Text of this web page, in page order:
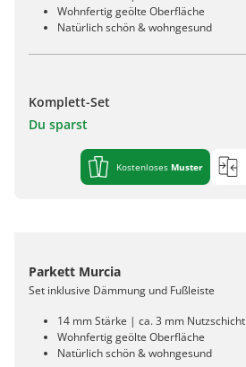
Wohnfertig geölte Oberfläche
Natürlich schön & wohngesund
Komplett-Set
Du sparst
Kostenloses Muster
Parkett Murcia
Set inklusive Dämmung und Fußleiste
14 mm Stärke | ca. 3 mm Nutzschicht
Wohnfertig geölte Oberfläche
Natürlich schön & wohngesund